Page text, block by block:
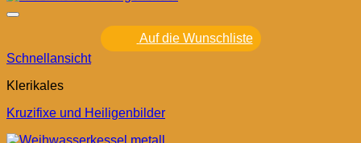
Auf die Wunschliste
Schnellansicht
Klerikales
Kruzifixe und Heiligenbilder